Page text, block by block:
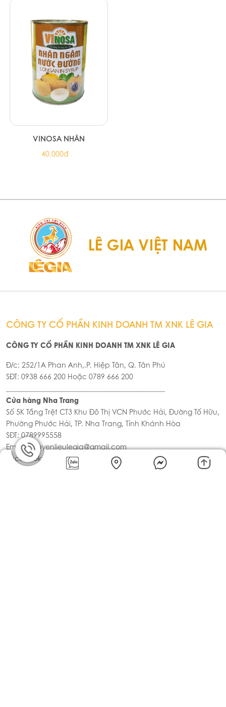
VINOSA NHÃN
40.000đ
CÔNG TY CỔ PHẦN KINH DOANH TM XNK LÊ GIA
CÔNG TY CỔ PHẦN KINH DOANH TM XNK LÊ GIA
Đ/c: 252/1A Phan Anh,.P. Hiệp Tân, Q. Tân Phú
SĐT: 0938 666 200 Hoặc 0789 666 200
Cửa hàng Nha Trang
Số 5K Tầng Trệt CT3 Khu Đô Thị VCN Phước Hải, Đường Tố Hữu,
Phường Phước Hải, TP. Nha Trang, Tỉnh Khánh Hòa
SĐT: 0789995558
Email: nguyenlieulegia@gmail.com
Facebook: facebook.com/nguyenlieusi
Website : www.legiavietnam.vn